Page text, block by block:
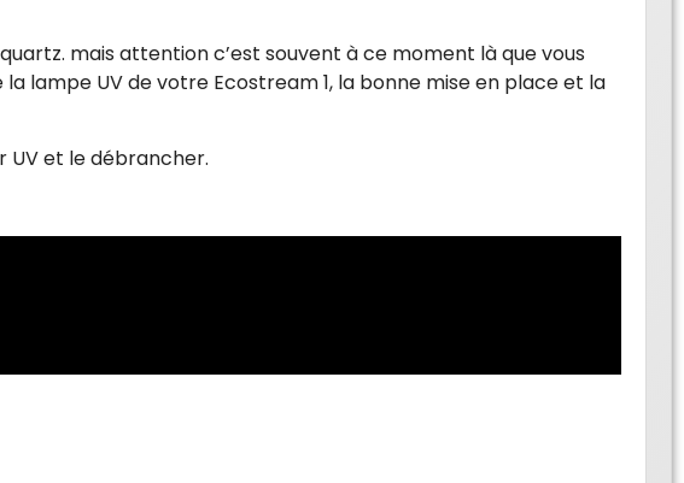
mais attention c’est souvent à ce moment là que vous
lampe UV de votre Ecostream 1, la bonne mise en place et la
UV et le débrancher.